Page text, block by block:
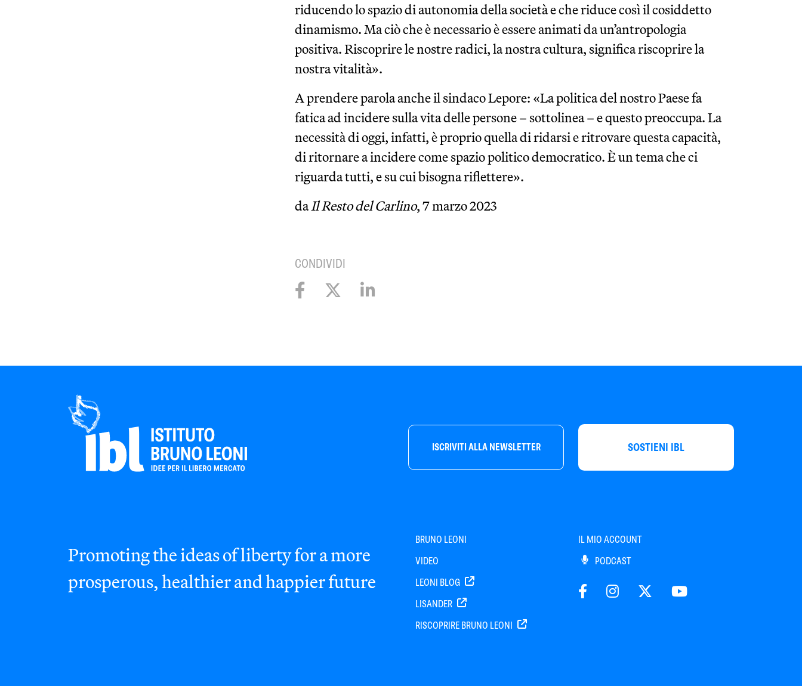
riducendo lo spazio di autonomia della società e che riduce così il cosiddetto
dinamismo. Ma ciò che è necessario è essere animati da un’antropologia
positiva. Riscoprire le nostre radici, la nostra cultura, significa riscoprire la
nostra vitalità».
A prendere parola anche il sindaco Lepore: «La politica del nostro Paese fa
fatica ad incidere sulla vita delle persone – sottolinea – e questo preoccupa. La
necessità di oggi, infatti, è proprio quella di ridarsi e ritrovare questa capacità,
di ritornare a incidere come spazio politico democratico. È un tema che ci
riguarda tutti, e su cui bisogna riflettere».
daIl Resto del Carlino, 7 marzo 2023
CONDIVIDI
ISCRIVITI ALLA NEWSLETTER SOSTIENI IBL
Promoting the ideas of liberty for a more
prosperous, healthier and happier future
BRUNO LEONI
VIDEO
LEONI BLOG
LISANDER
RISCOPRIRE BRUNO LEONI
IL MIO ACCOUNT
PODCAST